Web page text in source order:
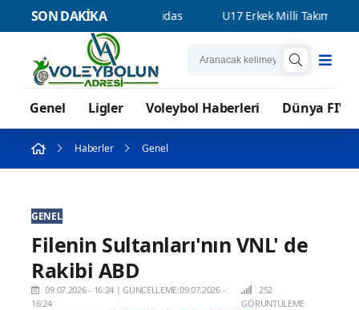
SON DAKİKA
sponsoru adidas U17 Erkek Milli Takımımız Balkan
Genel Ligler Voleybol Haberleri Dünya
Haberler Genel
GENEL
Filenin Sultanları'nın VNL' de
Rakibi ABD
09.07.2026 - 16:24 |GÜNCELLEME:09.07.2026 -
16:24
252
GÖRÜNTÜLEME